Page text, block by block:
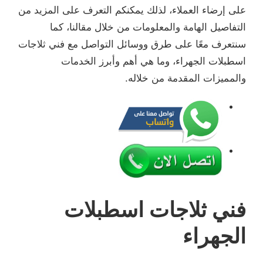
على إرضاء العملاء، لذلك يمكنكم التعرف على المزيد من
التفاصيل الهامة والمعلومات من خلال مقالنا، كما
سنتعرف معًا على طرق ووسائل التواصل مع فني ثلاجات
اسطبلات الجهراء، وما هي أهم وأبرز الخدمات
والمميزات المقدمة من خلاله.
فني ثلاجات اسطبلات
الجهراء